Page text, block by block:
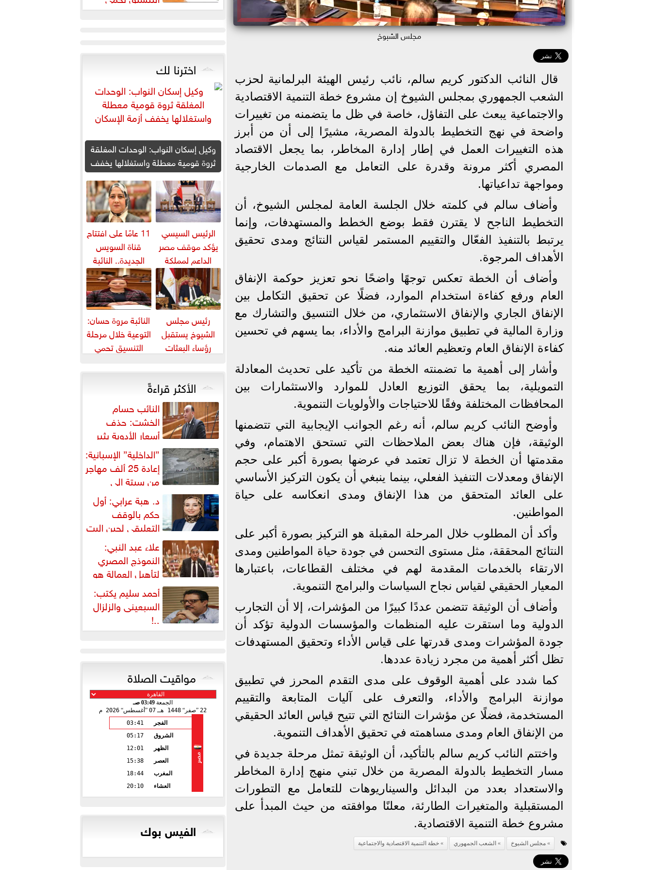
مجلس الشبوخ
قال النائب الدكتور كريم سالم، نائب رئيس الهيئة البرلمانية لحزب
الشعب الجمهوري بمجلس الشيوخ إن مشروع خطة التنمية الاقتصادية
والاجتماعية يبعث على التفاؤل، خاصة في ظل ما يتضمنه من تغييرات
واضحة في نهج التخطيط بالدولة المصرية، مشيرًا إلى أن من أبرز
هذه التغييرات العمل في إطار إدارة المخاطر، بما يجعل الاقتصاد
المصري أكثر مرونة وقدرة على التعامل مع الصدمات الخارجية
ومواجهة تداعياتها.
وأضاف سالم في كلمته خلال الجلسة العامة لمجلس الشيوخ، أن
التخطيط الناجح لا يقترن فقط بوضع الخطط والمستهدفات، وإنما
يرتبط بالتنفيذ الفعّال والتقييم المستمر لقياس النتائج ومدى تحقيق
الأهداف المرجوة.
وأضاف أن الخطة تعكس توجهًا واضحًا نحو تعزيز حوكمة الإنفاق
العام ورفع كفاءة استخدام الموارد، فضلًا عن تحقيق التكامل بين
الإنفاق الجاري والإنفاق الاستثماري، من خلال التنسيق والتشارك مع
وزارة المالية في تطبيق موازنة البرامج والأداء، بما يسهم في تحسين
كفاءة الإنفاق العام وتعظيم العائد منه.
وأشار إلى أهمية ما تضمنته الخطة من تأكيد على تحديث المعادلة
التمويلية، بما يحقق التوزيع العادل للموارد والاستثمارات بين
المحافظات المختلفة وفقًا للاحتياجات والأولويات التنموية.
وأوضح النائب كريم سالم، أنه رغم الجوانب الإيجابية التي تتضمنها
الوثيقة، فإن هناك بعض الملاحظات التي تستحق الاهتمام، وفي
مقدمتها أن الخطة لا تزال تعتمد في عرضها بصورة أكبر على حجم
الإنفاق ومعدلات التنفيذ الفعلي، بينما ينبغي أن يكون التركيز الأساسي
على العائد المتحقق من هذا الإنفاق ومدى انعكاسه على حياة
المواطنين.
وأكد أن المطلوب خلال المرحلة المقبلة هو التركيز بصورة أكبر على
النتائج المحققة، مثل مستوى التحسن في جودة حياة المواطنين ومدى
الارتقاء بالخدمات المقدمة لهم في مختلف القطاعات، باعتبارها
المعيار الحقيقي لقياس نجاح السياسات والبرامج التنموية.
وأضاف أن الوثيقة تتضمن عددًا كبيرًا من المؤشرات، إلا أن التجارب
الدولية وما استقرت عليه المنظمات والمؤسسات الدولية تؤكد أن
جودة المؤشرات ومدى قدرتها على قياس الأداء وتحقيق المستهدفات
تظل أكثر أهمية من مجرد زيادة عددها.
كما شدد على أهمية الوقوف على مدى التقدم المحرز في تطبيق
موازنة البرامج والأداء، والتعرف على آليات المتابعة والتقييم
المستخدمة، فضلًا عن مؤشرات النتائج التي تتيح قياس العائد الحقيقي
من الإنفاق العام ومدى مساهمته في تحقيق الأهداف التنموية.
واختتم النائب كريم سالم بالتأكيد، أن الوثيقة تمثل مرحلة جديدة في
مسار التخطيط بالدولة المصرية من خلال تبني منهج إدارة المخاطر
والاستعداد بعدد من البدائل والسيناريوهات للتعامل مع التطورات
المستقبلية والمتغيرات الطارئة، معلنًا موافقته من حيث المبدأ على
مشروع خطة التنمية الاقتصادية.
مجلس الشيوخ الشعب الجمهوري خطة التنمية الاقتصادية والاجتماعية
الطلاب من النصب الأكاديمي
اخترنا لك
وكيل إسكان النواب: الوحدات المغلقة
ثروة قومية معطلة واستغلالها يخفف
أزمة الإسكان
الرئيس السيسي
يؤكد موقف مصر
الداعم لمملكة
البحرين لحماية أمنها
واستقرارها
11 عامًا على افتتاح
قناة السويس
الجديدة.. النائبة
مروة قنصوة: رؤية
الدولة...
رئيس مجلس
الشيوخ يستقبل
رؤساء البعثات
المصرية بالخارج
النائبة مروة حسان:
التوعية خلال مرحلة
التنسيق تحمي
الأكاديمي
الأكثر قراءةً
النائب حسام
الخشت: حذف
أسعار الأدوية يثير
إشكالية دستورية ويهدد حق
المواطن...
”الداخلية” الإسبانية:
إعادة 25 ألف مهاجر
من سبتة إلى
المغرب... وارتفاع حصيلة...
د. هبة عرابي: أول
حكم بالوقف
التعليقي لحين البت
في الطعن على... علاء عبد النبي:
النموذج المصري
لتأهيل العمالة هو
البديل العملي والأمثل لأزمات...
أحمد سليم يكتب:
السبعينى والزلزال
..!
مواقيت الصلاة
الجمعة 03:49 صـ
22 صفر 1448 هـ 07 أغسطس 2026 م
مصر
الفجر
03:41
الشروق
05:17
الظهر
12:01
العصر
15:38
المغرب
18:44
العشاء
20:10
الفيس بوك